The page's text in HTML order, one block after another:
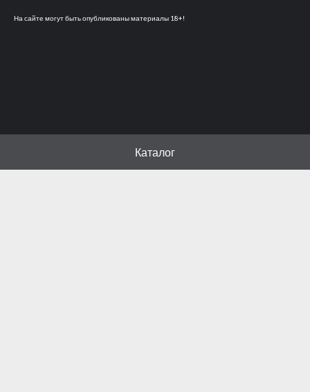
На сайте могут быть опубликованы материалы 18+!
Каталог